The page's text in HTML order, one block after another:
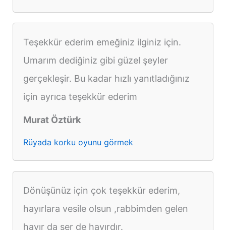
Teşekkür ederim emeğiniz ilginiz için.
Umarım dediğiniz gibi güzel şeyler
gerçekleşir. Bu kadar hızlı yanıtladığınız
için ayrıca teşekkür ederim
Murat Öztürk
Rüyada korku oyunu görmek
Dönüşünüz için çok teşekkür ederim,
hayırlara vesile olsun ,rabbimden gelen
hayır da ser de hayırdır.